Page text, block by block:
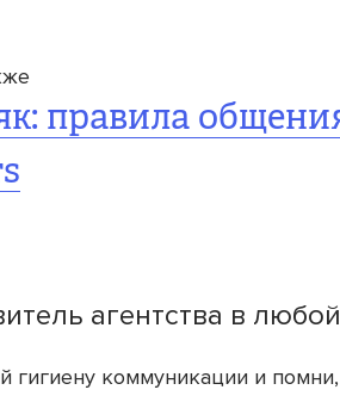
правила
агентства в
гигиену коммуникации и